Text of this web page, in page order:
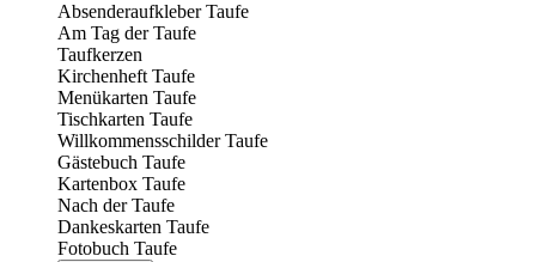
Absenderaufkleber Taufe
Am Tag der Taufe
Taufkerzen
Kirchenheft Taufe
Menükarten Taufe
Tischkarten Taufe
Willkommensschilder Taufe
Gästebuch Taufe
Kartenbox Taufe
Nach der Taufe
Dankeskarten Taufe
Fotobuch Taufe